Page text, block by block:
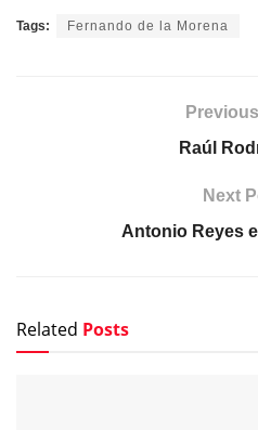
Tags: Fernando de la Morena
Raúl
Next
Antonio Reyes
Related Posts